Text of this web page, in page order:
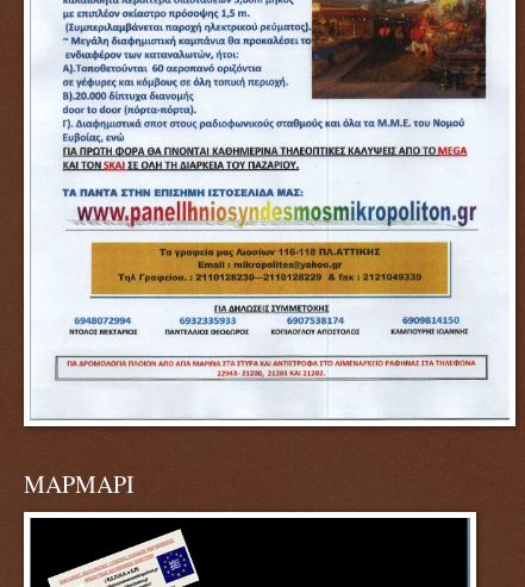
ΜΑΡΜΑΡΙ